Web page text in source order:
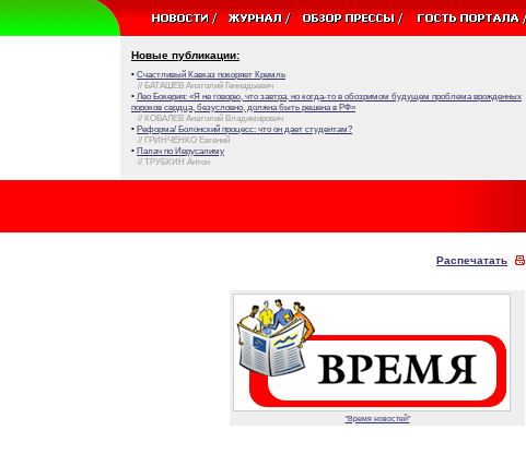
Новые публикации:
• Счастливый Кавказ покоряет Кремль
// БАТАШЕВ Анатолий Геннадьевич
• Лео Бокерия: «Я не говорю, что завтра, но когда-то в обозримом будущем проблема врожденных
пороков сердца, безусловно, должна быть решена в РФ»
// КОВАЛЕВ Анатолий Владимирович
• Реформа/ Болонский процесс: что он дает студентам?
// ГРИНЧЕНКО Евгений
• Палач по Иерусалиму
// ТРУБКИН Антон
Распечатать
"Время новостей"